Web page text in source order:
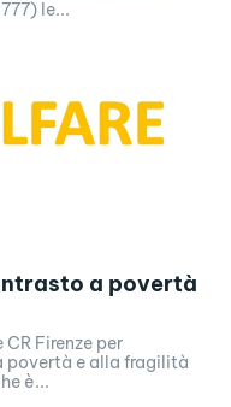
le...
a povertà
Firenze per
povertà e alla fragilità
è...